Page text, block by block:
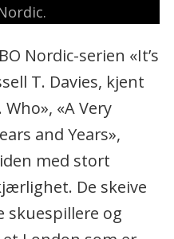
Nordic-serien «It’s
T. Davies, kjent
«A Very
and Years»,
med stort
De skeive
skuespillere og